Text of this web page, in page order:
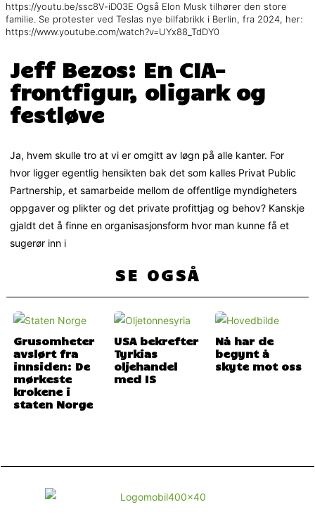
https://youtu.be/ssc8V-iD03E Også Elon Musk tilhører den store
familie. Se protester ved Teslas nye bilfabrikk i Berlin, fra 2024, her:
https://www.youtube.com/watch?v=UYx88_TdDY0
Jeff Bezos: En CIA-
frontfigur, oligark og
festløve
Ja, hvem skulle tro at vi er omgitt av løgn på alle kanter. For
hvor ligger egentlig hensikten bak det som kalles Privat Public
Partnership, et samarbeide mellom de offentlige myndigheters
oppgaver og plikter og det private profittjag og behov? Kanskje
gjaldt det å finne en organisasjonsform hvor man kunne få et
sugerør inn i
SE OGSÅ
Grusomheter
avslørt fra
innsiden: De
mørkeste
krokene i
staten Norge
USA bekrefter
Tyrkias
oljehandel
med IS
Nå har de
begynt å
skyte mot oss